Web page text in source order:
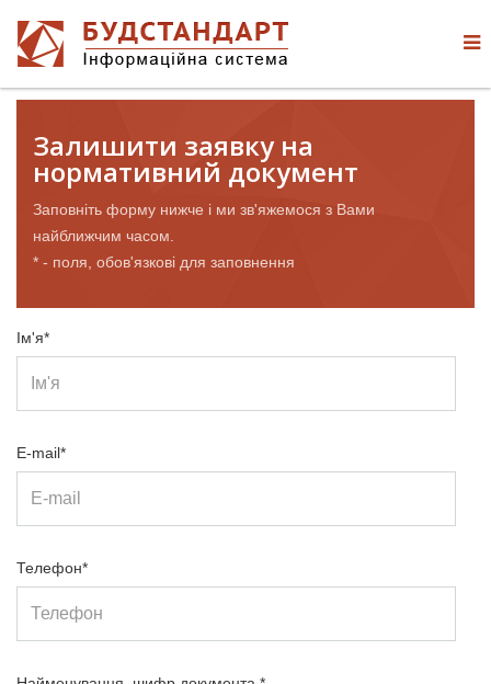
Залишити заявку на
нормативний документ
Заповніть форму нижче і ми зв'яжемося з Вами
найближчим часом.
* - поля, обов'язкові для заповнення
Ім'я*
E-mail*
Телефон*